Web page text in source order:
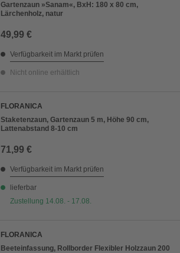
Gartenzaun »Sanam«, BxH: 180 x 80 cm,
Lärchenholz, natur
49,99 €
Verfügbarkeit im Markt prüfen
Nicht online erhältlich
FLORANICA
Staketenzaun, Gartenzaun 5 m, Höhe 90 cm,
Lattenabstand 8-10 cm
71,99 €
Verfügbarkeit im Markt prüfen
lieferbar
Zustellung 14.08. - 17.08.
FLORANICA
Beeteinfassung, Rollborder Flexibler Holzzaun 200